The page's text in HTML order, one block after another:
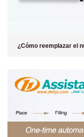
¿Cómo reemplazar el